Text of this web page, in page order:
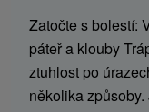
Zatočte s bolestí:
páteř a klouby
ztuhlost po
několika